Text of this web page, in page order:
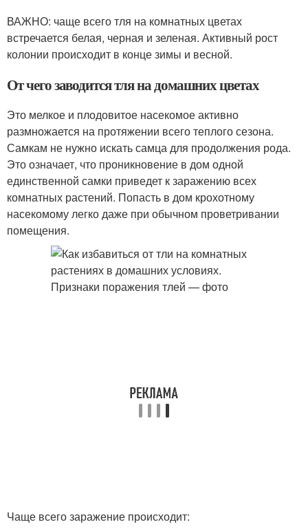
ВАЖНО: чаще всего тля на комнатных цветах
встречается белая, черная и зеленая. Активный рост
колонии происходит в конце зимы и весной.
От чего заводится тля на домашних цветах
Это мелкое и плодовитое насекомое активно
размножается на протяжении всего теплого сезона.
Самкам не нужно искать самца для продолжения рода.
Это означает, что проникновение в дом одной
единственной самки приведет к заражению всех
комнатных растений. Попасть в дом крохотному
насекомому легко даже при обычном проветривании
помещения.
Чаще всего заражение происходит: